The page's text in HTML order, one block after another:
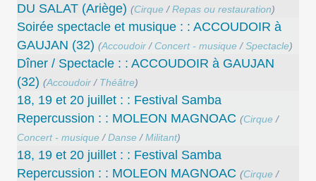
DU SALAT (Ariège) (Cirque /Repas ou restauration)
Soirée spectacle et musique : : ACCOUDOIR à
GAUJAN (32) (Accoudoir / Concert - musique /Spectacle)
Dîner / Spectacle : : ACCOUDOIR à GAUJAN
(32) (Accoudoir / Théâtre)
18, 19 et 20 juillet : : Festival Samba
Repercussion : : MOLEON MAGNOAC (Cirque /
Concert - musique /Danse /Militant)
18, 19 et 20 juillet : : Festival Samba
Repercussion : : MOLEON MAGNOAC (Cirque /